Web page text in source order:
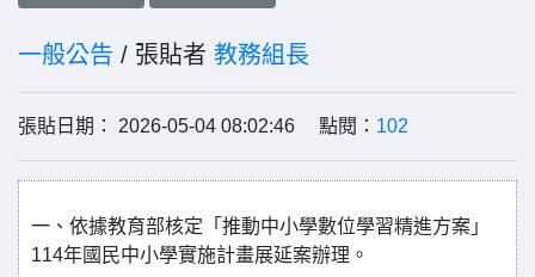
一般公告 / 張貼者 教務組長
張貼日期： 2026-05-04 08:02:46 點閱： 102
一、依據教育部核定「推動中小學數位學習精進方案」
114年國民中小學實施計畫展延案辦理。